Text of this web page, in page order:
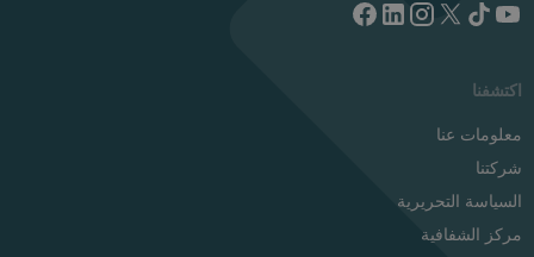
اكتشفنا
معلومات عنا
شركتنا
السياسة التحريرية
مركز الشفافية